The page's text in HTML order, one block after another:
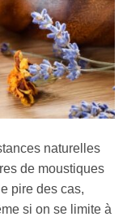
naturelles
de moustiques
pire des cas,
si on se limite à